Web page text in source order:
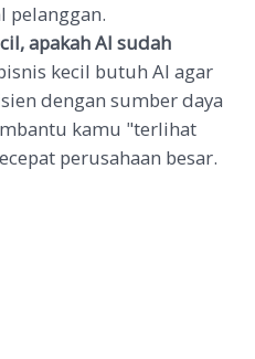
pelanggan.
apakah AI sudah
kecil butuh AI agar
dengan sumber daya
kamu "terlihat
perusahaan besar.